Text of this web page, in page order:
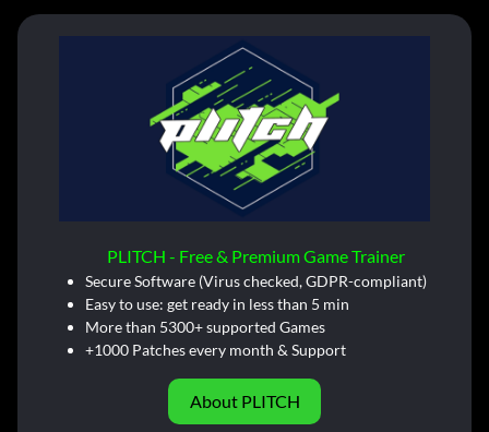
PLITCH - Free & Premium Game Trainer
Secure Software (Virus checked, GDPR-compliant)
Easy to use: get ready in less than 5 min
More than 5300+ supported Games
+1000 Patches every month & Support
About PLITCH